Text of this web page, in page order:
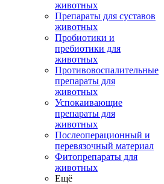
животных
Препараты для суставов
животных
Пробиотики и
пребиотики для
животных
Противовоспалительные
препараты для
животных
Успокаивающие
препараты для
животных
Послеоперационный и
перевязочный материал
Фитопрепараты для
животных
Ещё